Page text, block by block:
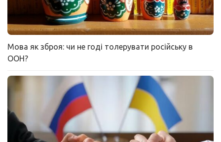
Мова як зброя: чи не годі толерувати російську в
ООН?